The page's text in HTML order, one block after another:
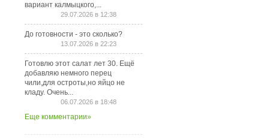
вариант калмыцкого,...
29.07.2026 в 12:38
До готовности - это сколько?
13.07.2026 в 22:23
Готовлю этот салат лет 30. Ещё
добавляю немного перец
чили,для остроты,но яйцо не
кладу. Очень...
06.07.2026 в 18:48
Еще комментарии»